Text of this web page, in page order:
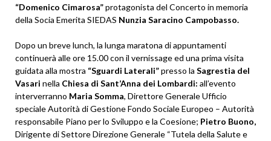
“Domenico Cimarosa”protagonista del Concerto in memoria
della Socia Emerita SIEDAS Nunzia Saracino Campobasso.
Dopo un breve lunch, la lunga maratona di appuntamenti
continuerà alle ore 15.00 con il vernissage ed una prima visita
guidata alla mostra “Sguardi Laterali”presso la Sagrestia del
Vasari nella Chiesa di Sant’Anna dei Lombardi: all’evento
interverranno Maria Somma, Direttore Generale Ufficio
speciale Autorità di Gestione Fondo Sociale Europeo – Autorità
responsabile Piano per lo Sviluppo e la Coesione; Pietro Buono,
Dirigente di Settore Direzione Generale “Tutela della Salute e